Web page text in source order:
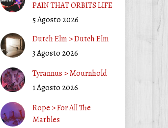
PAIN THAT ORBITS LIFE
5 Agosto 2026
Dutch Elm > Dutch Elm
3 Agosto 2026
Tyrannus > Mournhold
1 Agosto 2026
Rope > For All The
Marbles